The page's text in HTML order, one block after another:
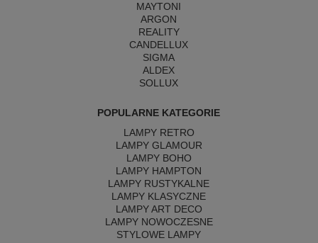
MAYTONI
ARGON
REALITY
CANDELLUX
SIGMA
ALDEX
SOLLUX
POPULARNE KATEGORIE
LAMPY RETRO
LAMPY GLAMOUR
LAMPY BOHO
LAMPY HAMPTON
LAMPY RUSTYKALNE
LAMPY KLASYCZNE
LAMPY ART DECO
LAMPY NOWOCZESNE
STYLOWE LAMPY